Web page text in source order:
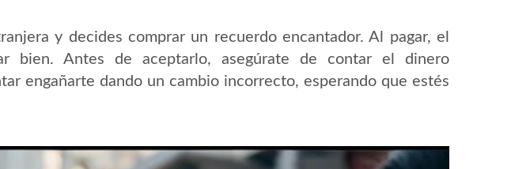
y decides comprar un recuerdo encantador. Al pagar, el
bien. Antes de aceptarlo, asegúrate de contar el dinero
engañarte dando un cambio incorrecto, esperando que estés